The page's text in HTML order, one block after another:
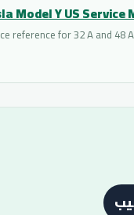
Model Y US
reference for 32 A and